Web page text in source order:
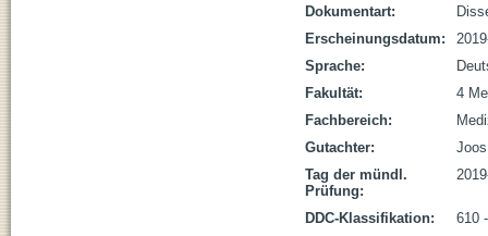
Dokumentart:
Erscheinungsdatum:
Sprache:
Fakultät:
4
Fachbereich:
Gutachter:
Tag der mündl.
Prüfung:
DDC-Klassifikation:
610